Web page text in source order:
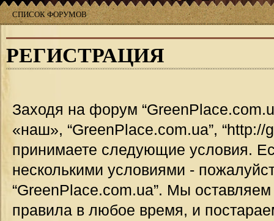
СПИСОК ФОРУМОВ
РЕГИСТРАЦИЯ
Заходя на форум
«наш», “GreenPlace.com.ua”,
принимаете следующие условия.
несколькими условиями -
“GreenPlace.com.ua”. Мы
правила в любое время, и